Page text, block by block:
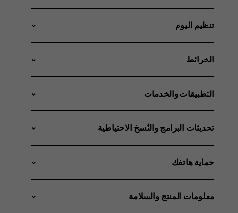
تنظيم اليوم
الخرائط
التطبيقات والخدمات
تحديثات البرامج والنُسخ الاحتياطية
حماية هاتفك
معلومات المنتج والسلامة